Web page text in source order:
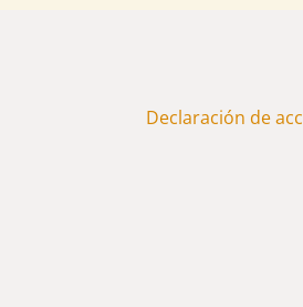
Declaración de